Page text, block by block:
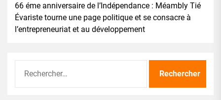
66 éme anniversaire de l’Indépendance : Méambly Tié
Évariste tourne une page politique et se consacre à
l’entrepreneuriat et au développement